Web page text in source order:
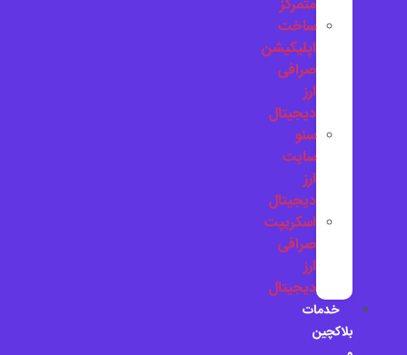
متمرکز
ساخت
اپلیکیشن
صرافی
ارز
دیجیتال
سئو
سایت
ارز
دیجیتال
اسکریپت
صرافی
ارز
دیجیتال
خدمات
بلاکچین